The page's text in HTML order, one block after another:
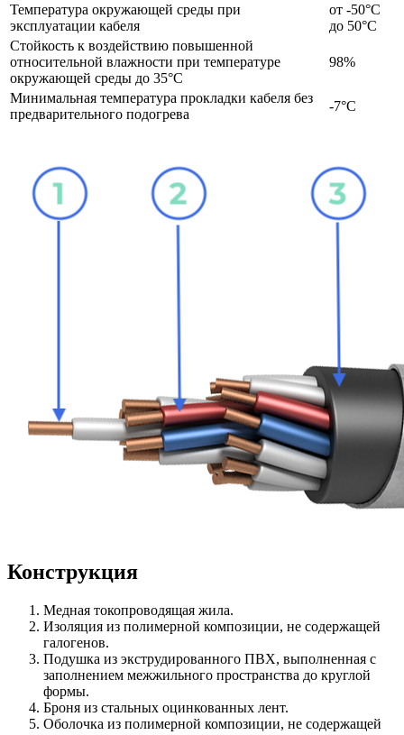
Температура окружающей среды при
эксплуатации кабеля
от -50°С
до 50°С
Стойкость к воздействию повышенной
относительной влажности при температуре
окружающей среды до 35°C
98%
Минимальная температура прокладки кабеля без
предварительного подогрева
-7°С
Конструкция
Медная токопроводящая жила.
Изоляция из полимерной композиции, не содержащей
галогенов.
Подушка из экструдированного ПВХ, выполненная с
заполнением межжильного пространства до круглой
формы.
Броня из стальных оцинкованных лент.
Оболочка из полимерной композиции, не содержащей